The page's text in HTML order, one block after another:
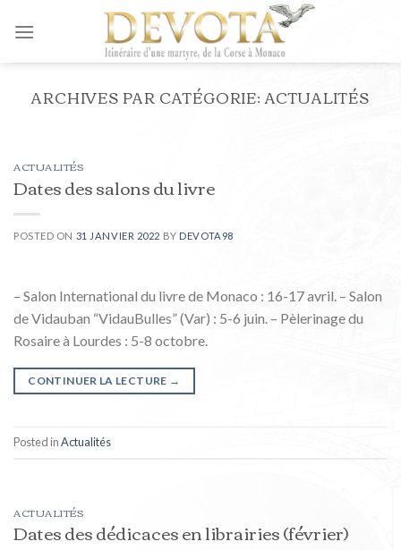
ARCHIVES PAR CATÉGORIE:ACTUALITÉS
ACTUALITÉS
Dates des salons du livre
POSTED ON 31 JANVIER 2022 BYDEVOTA98
– Salon International du livre de Monaco : 16-17 avril. – Salon
de Vidauban “VidauBulles” (Var) : 5-6 juin. – Pèlerinage du
Rosaire à Lourdes : 5-8 octobre.
CONTINUER LA LECTURE →
Posted inActualités
ACTUALITÉS
Dates des dédicaces en librairies (février)